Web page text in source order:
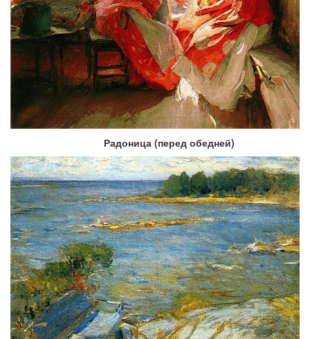
Радоница (перед обедней)